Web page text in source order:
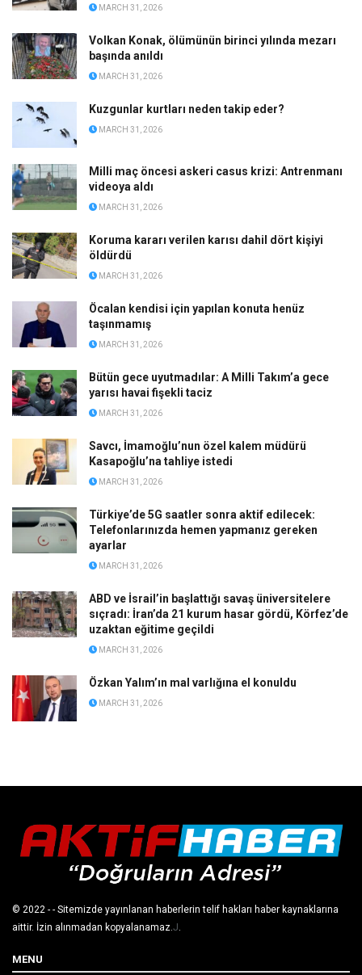
MARCH 31, 2026
Volkan Konak, ölümünün birinci yılında mezarı
başında anıldı
MARCH 31, 2026
Kuzgunlar kurtları neden takip eder?
MARCH 31, 2026
Milli maç öncesi askeri casus krizi: Antrenmanı
videoya aldı
MARCH 31, 2026
Koruma kararı verilen karısı dahil dört kişiyi
öldürdü
MARCH 31, 2026
Öcalan kendisi için yapılan konuta henüz
taşınmamış
MARCH 31, 2026
Bütün gece uyutmadılar: A Milli Takım’a gece
yarısı havai fişekli taciz
MARCH 31, 2026
Savcı, İmamoğlu’nun özel kalem müdürü
Kasapoğlu’na tahliye istedi
MARCH 31, 2026
Türkiye’de 5G saatler sonra aktif edilecek:
Telefonlarınızda hemen yapmanız gereken
ayarlar
MARCH 31, 2026
ABD ve İsrail’in başlattığı savaş üniversitelere
sıçradı: İran’da 21 kurum hasar gördü, Körfez’de
uzaktan eğitime geçildi
MARCH 31, 2026
Özkan Yalım’ın mal varlığına el konuldu
MARCH 31, 2026
© 2022 - - Sitemizde yayınlanan haberlerin telif hakları haber kaynaklarına
aittir. İzin alınmadan kopyalanamaz. J
MENU